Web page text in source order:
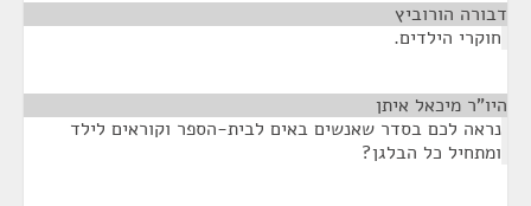
דבורה הורוביץ
חוקרי הילדים.
היו"ר מיכאל איתן
נראה לכם בסדר שאנשים באים לבית-הספר וקוראים לילד
ומתחיל כל הבלגן?